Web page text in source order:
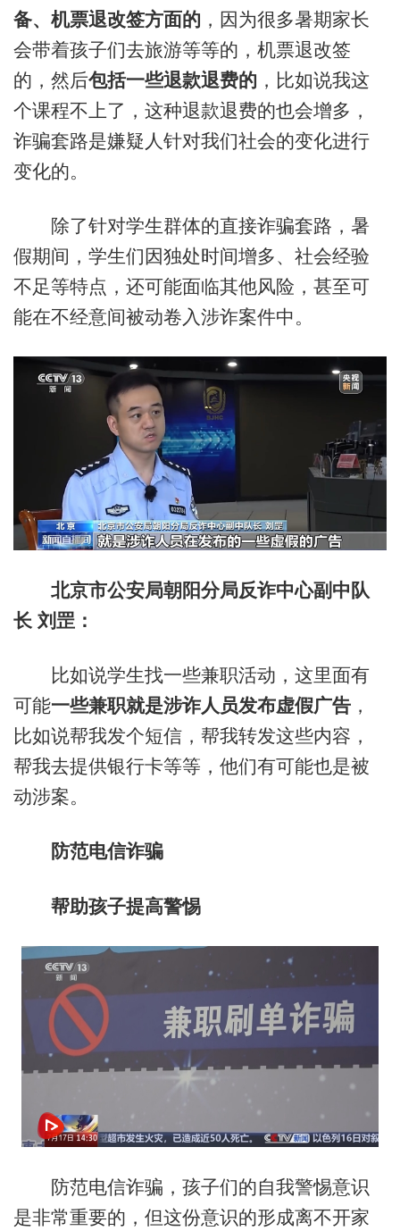
备、机票退改签方面的 ，因为很多暑期家长
会带着孩子们去旅游等等的，机票退改签
的，然后包括一些退款退费的 ，比如说我这
个课程不上了，这种退款退费的也会增多，
诈骗套路是嫌疑人针对我们社会的变化进行
变化的。
除了针对学生群体的直接诈骗套路，暑
假期间，学生们因独处时间增多、社会经验
不足等特点，还可能面临其他风险，甚至可
能在不经意间被动卷入涉诈案件中。
北京市公安局朝阳分局反诈中心副中队
长 刘罡：
比如说学生找一些兼职活动，这里面有
可能一些兼职就是涉诈人员发布虚假广告，
比如说帮我发个短信，帮我转发这些内容，
帮我去提供银行卡等等，他们有可能也是被
动涉案。
防范电信诈骗
帮助孩子提高警惕
防范电信诈骗，孩子们的自我警惕意识
是非常重要的，但这份意识的形成离不开家